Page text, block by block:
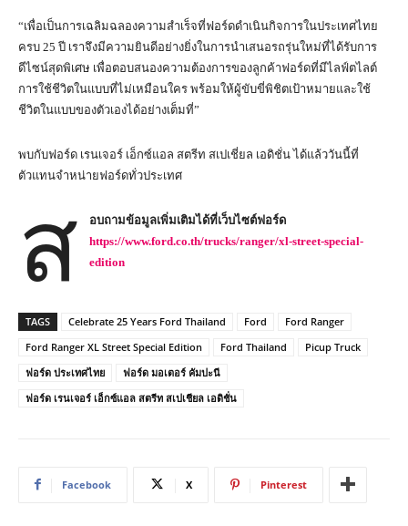
“เพื่อเป็นการเฉลิมฉลองความสำเร็จที่ฟอร์ดดำเนินกิจการในประเทศไทย
ครบ 25 ปี เราจึงมีความยินดีอย่างยิ่งในการนำเสนอรถรุ่นใหม่ที่ได้รับการ
ดีไซน์สุดพิเศษ เพื่อตอบสนองความต้องการของลูกค้าฟอร์ดที่มีไลฟ์ตไลต์
การใช้ชีวิตในแบบที่ไม่เหมือนใคร พร้อมให้ผู้ขับขี่พิชิตเป้าหมายและใช้
ชีวิตในแบบของตัวเองได้อย่างเต็มที่”
พบกับฟอร์ด เรนเจอร์ เอ็กซ์แอล สตรีท สเปเชี่ยล เอดิชั่น ได้แล้ววันนี้ที่
ตัวแทนจำหน่ายฟอร์ดทั่วประเทศ
ส
อบถามข้อมูลเพิ่มเติมได้ที่เว็บไซต์ฟอร์ด
https://www.ford.co.th/trucks/ranger/xl-street-special-
edition
TAGS Celebrate 25 Years Ford Thailand Ford
Ford Ranger
Ford Ranger XL Street Special Edition
Ford Thailand
Picup Truck
ฟอร์ด ประเทศไทย
ฟอร์ด มอเตอร์ คัมปะนี
ฟอร์ด เรนเจอร์ เอ็กซ์แอล สตรีท สเปเชียล เอดิชั่น
Facebook X Pinterest